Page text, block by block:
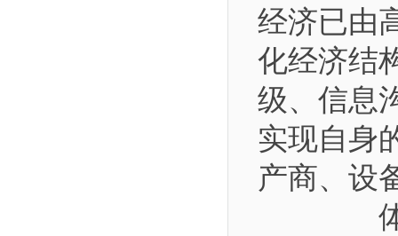
经济已由
化经济结
级、信息
实现自身
产商、设